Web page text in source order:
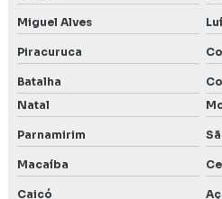
Miguel Alves
Piracuruca
Batalha
Natal
Parnamirim
Macaíba
Caicó